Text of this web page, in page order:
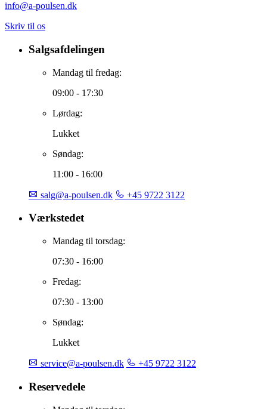
info@a-poulsen.dk
Skriv til os
Salgsafdelingen
Mandag til fredag:
09:00 - 17:30
Lørdag:
Lukket
Søndag:
11:00 - 16:00
salg@a-poulsen.dk +45 9722 3122
Værkstedet
Mandag til torsdag:
07:30 - 16:00
Fredag:
07:30 - 13:00
Søndag:
Lukket
service@a-poulsen.dk +45 9722 3122
Reservedele